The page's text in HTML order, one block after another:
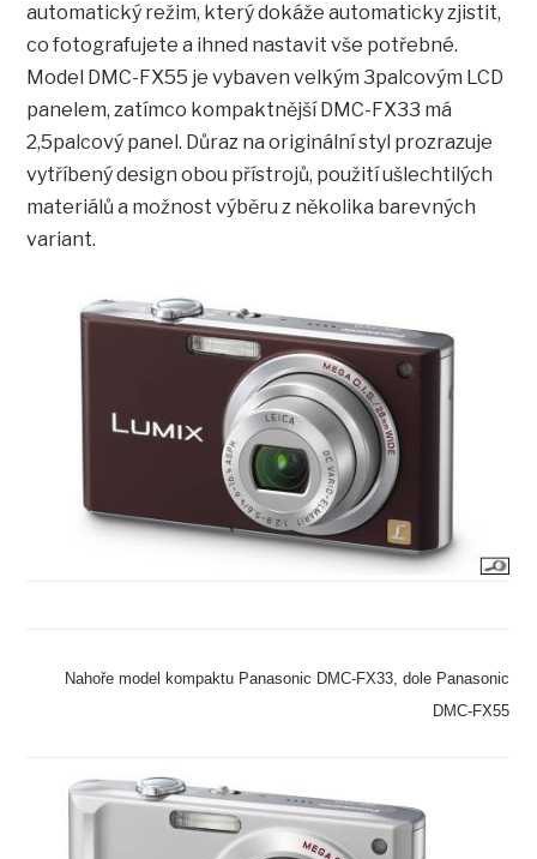
automatický režim, který dokáže automaticky zjistit,
co fotografujete a ihned nastavit vše potřebné.
Model DMC-FX55 je vybaven velkým 3palcovým LCD
panelem, zatímco kompaktnější DMC-FX33 má
2,5palcový panel. Důraz na originální styl prozrazuje
vytříbený design obou přístrojů, použití ušlechtilých
materiálů a možnost výběru z několika barevných
variant.
Nahoře model kompaktu Panasonic DMC-FX33, dole Panasonic
DMC-FX55